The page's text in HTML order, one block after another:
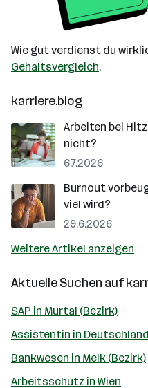
Wie gut verdienst du
Gehaltsvergleich.
karriere.blog
Arbeiten bei
nicht?
6.7.2026
Burnout
viel wird?
29.6.2026
Weitere Artikel anzeigen
Aktuelle Suchen auf
SAP in Murtal (Bezirk)
Assistentin in
Bankwesen in Melk (Bezirk)
Arbeitsschutz in Wien